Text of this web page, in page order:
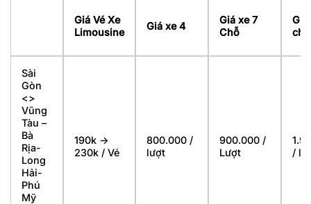
Giá Vé Xe
Limousine
Giá xe 4
Giá xe 7
Chỗ
Giá
chỗ
Sài
Gòn
<>
Vũng
Tàu –
Bà
Rịa-
Long
Hải-
Phú
Mỹ
190k ->
230k / Vé
800.000 /
lượt
900.000 /
Lượt
/